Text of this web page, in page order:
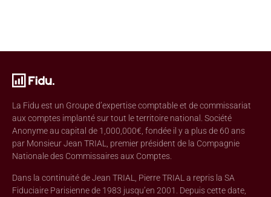
La Fidu est un Groupe d’expertise comptable et de commissariat
aux comptes implanté sur tout le territoire national. Société
Anonyme au capital de 1,000,000€, fondée il y a plus de 60 ans
par Monsieur Jean TRIAL, premier président de la Compagnie
Nationale des Commissaires aux Comptes.
Dans la continuité de Jean TRIAL, Pierre TRIAL a repris la SA
Fiduciaire Parisienne de 1983 jusqu’en 2001. Depuis cette date,